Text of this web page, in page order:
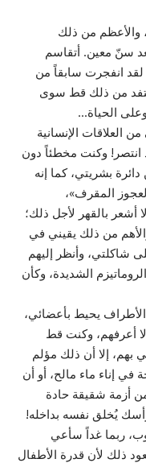
والأعظم من ذلك
سنّ معين. أتقاسم
انفجرت سابقاً من
أستفد من ذلك قط سوى
الحياة…
العلاقات الإنسانية
انتصر! وكنت مخطئاً دون
بشريتي، كما إنه
المقرف»،
بالقهر لأجل ذلك؛
من ذلك يقيني في
شاكلتي، وأنظر إليهم
الشديدة، وكأن
يحيط بأعضائي،
أعرفهم، وكنت قط
بهم، إلا أن ذلك مؤلم
إناء ماء مالح، أو أن
أزمة شقيقة حادة
يُخلق نفسه بداخله!
ربما غداً سأعي
ذلك لأن قدرة الأطفال